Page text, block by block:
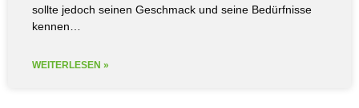
sollte jedoch seinen Geschmack und seine Bedürfnisse
kennen…
WEITERLESEN »